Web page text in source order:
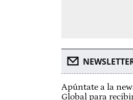
Apúntate a la
Global para